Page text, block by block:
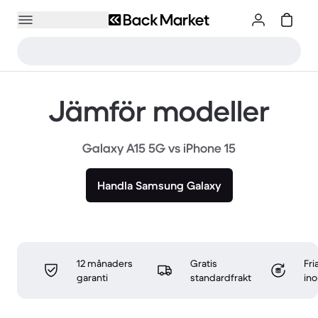
Jämför modeller
Galaxy A15 5G vs iPhone 15
Handla Samsung Galaxy
12 månaders
garanti
Gratis
standardfrakt